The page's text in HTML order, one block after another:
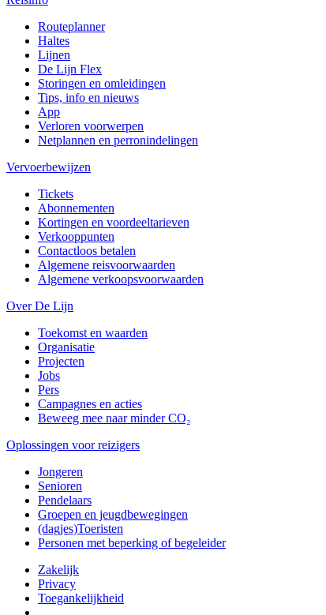
Routeplanner
Haltes
Lijnen
De Lijn Flex
Storingen en omleidingen
Tips, info en nieuws
App
Verloren voorwerpen
Netplannen en perronindelingen
Vervoerbewijzen
Tickets
Abonnementen
Kortingen en voordeeltarieven
Verkooppunten
Contactloos betalen
Algemene reisvoorwaarden
Algemene verkoopsvoorwaarden
Over De Lijn
Toekomst en waarden
Organisatie
Projecten
Jobs
Pers
Campagnes en acties
Beweeg mee naar minder CO₂
Oplossingen voor reizigers
Jongeren
Senioren
Pendelaars
Groepen en jeugdbewegingen
(dagjes)Toeristen
Personen met beperking of begeleider
Zakelijk
Privacy
Toegankelijkheid